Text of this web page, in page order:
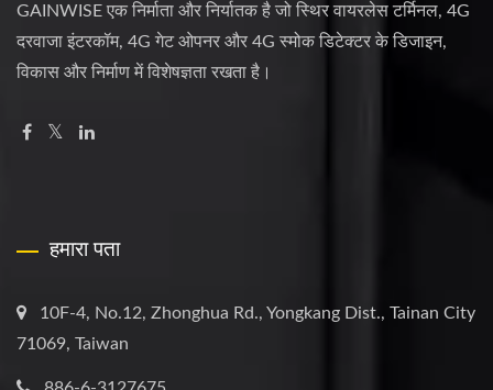
GAINWISE एक निर्माता और निर्यातक है जो स्थिर वायरलेस टर्मिनल, 4G
दरवाजा इंटरकॉम, 4G गेट ओपनर और 4G स्मोक डिटेक्टर के डिजाइन,
विकास और निर्माण में विशेषज्ञता रखता है।
हमारा पता
10F-4, No.12, Zhonghua Rd., Yongkang Dist., Tainan City
71069, Taiwan